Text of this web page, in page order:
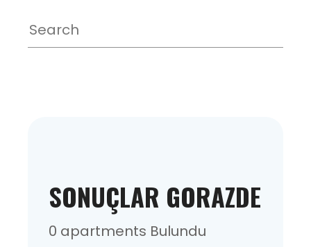
SONUÇLAR GORAZDE
0 apartments Bulundu